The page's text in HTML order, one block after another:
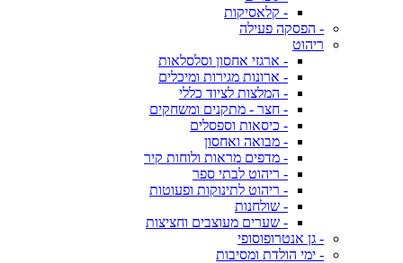
- קלאסיקות
- הפסקה פעילה
ריהוט
- ארגזי אחסון וסלסלאות
- ארונות מגירות ומיכלים
- המלצות לציוד כללי
- חצר - מתקנים ומשחקים
- כיסאות וספסלים
- מבואה ואחסון
- מדפים מראות ולוחות קיר
- ריהוט לבתי ספר
- ריהוט לתינוקות ופעוטות
- שולחנות
- שערים מעוצבים וחציצות
- גן אנטרופוסופי
- ימי הולדת ומסיבות